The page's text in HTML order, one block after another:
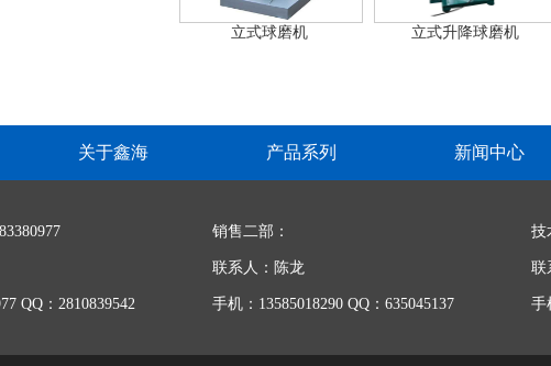
立式球磨机 立式升降球磨机
关于鑫海 产品系列 新闻中心
QQ：2810839542
销售二部：
联系人：陈龙
手机：13585018290 QQ：635045137
技
联
手